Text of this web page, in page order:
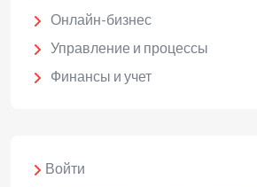
Онлайн-бизнес
Управление и процессы
Финансы и учет
Войти